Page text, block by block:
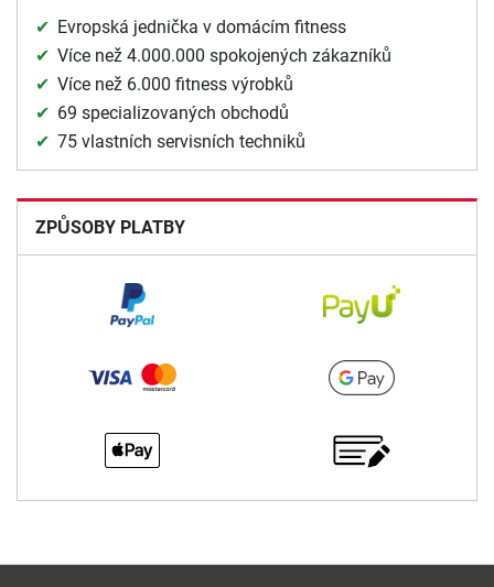
Evropská jednička v domácím fitness
Více než 4.000.000 spokojených zákazníků
Více než 6.000 fitness výrobků
69 specializovaných obchodů
75 vlastních servisních techniků
ZPŮSOBY PLATBY